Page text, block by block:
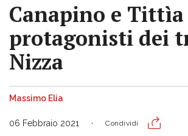
Canapino e
protagonisti dei
Nizza
Massimo Elia
06 Febbraio 2021 Condividi